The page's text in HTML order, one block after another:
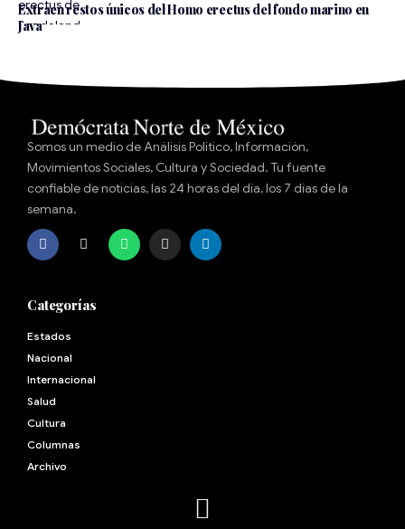
Extraen restos únicos del Homo erectus del fondo marino en
Java
Somos un medio de Análisis Político, Información,
Movimientos Sociales, Cultura y Sociedad. Tu fuente
confiable de noticias, las 24 horas del día, los 7 días de la
semana.
Categorías
Estados
Nacional
Internacional
Salud
Cultura
Archivo